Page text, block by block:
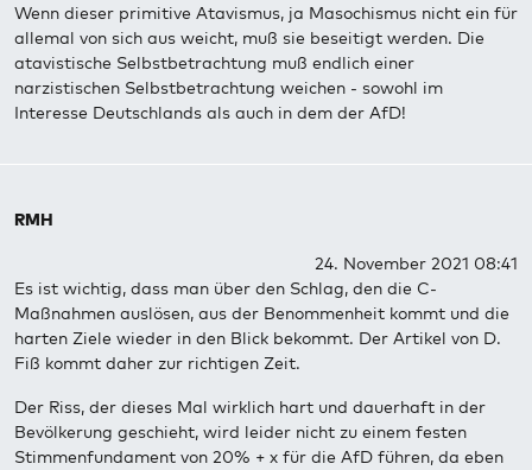
Wenn dieser primitive Atavismus, ja Masochismus nicht ein für
allemal von sich aus weicht, muß sie beseitigt werden. Die
atavistische Selbstbetrachtung muß endlich einer
narzistischen Selbstbetrachtung weichen - sowohl im
Interesse Deutschlands als auch in dem der AfD!
RMH
24. November 2021 08:41
Es ist wichtig, dass man über den Schlag, den die C-
Maßnahmen auslösen, aus der Benommenheit kommt und die
harten Ziele wieder in den Blick bekommt. Der Artikel von D.
Fiß kommt daher zur richtigen Zeit.
Der Riss, der dieses Mal wirklich hart und dauerhaft in der
Bevölkerung geschieht, wird leider nicht zu einem festen
Stimmenfundament von 20% + x für die AfD führen, da eben